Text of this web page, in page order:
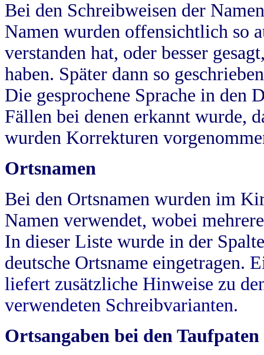
Bei den Schreibweisen der
Namen wurden offensichtlich so
verstanden hat, oder besser
haben. Später dann so
Die gesprochene Sprache in
Fällen bei denen erkannt wurde,
wurden Korrekturen
Ortsnamen
Bei den Ortsnamen wurden im
Namen verwendet, wobei
In dieser Liste wurde in der
deutsche Ortsname eingetragen.
liefert zusätzliche Hinweise zu
verwendeten Schreibvarianten.
Ortsangaben bei den Taufpaten